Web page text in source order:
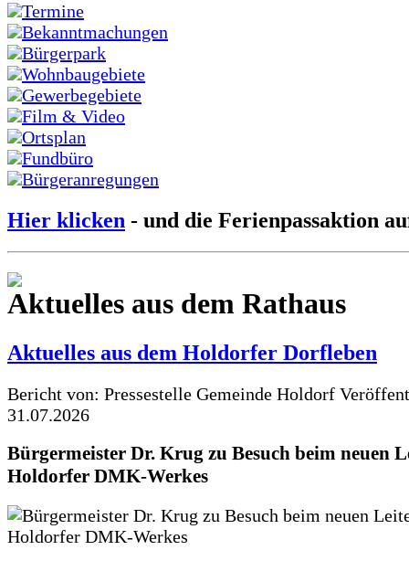
Termine
Bekanntmachungen
Bürgerpark
Wohnbaugebiete
Gewerbegebiete
Film & Video
Ortsplan
Fundbüro
Bürgeranregungen
Hier klicken - und die Ferienpassaktion
Aktuelles aus dem Rathaus
Aktuelles aus dem Holdorfer Dorfleben
Bericht von: Pressestelle Gemeinde Holdorf
31.07.2026
Bürgermeister Dr. Krug zu Besuch beim neuen
Holdorfer DMK-Werkes